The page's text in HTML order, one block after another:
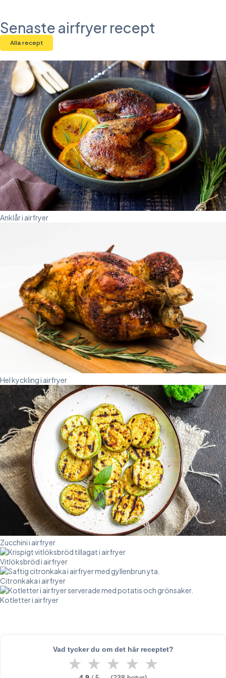
Senaste airfryer recept
Alla recept
Anklår i airfryer
Hel kyckling i airfryer
Zucchini i airfryer
Vitlöksbröd i airfryer
Citronkaka i airfryer
Kotletter i airfryer
Vad tycker du om det här receptet?
★ ★ ★ ★ ★